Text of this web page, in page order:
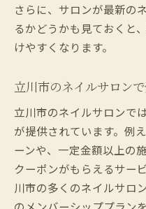
信頼できるネ
立川市のネイ
よう
リーズナブルで
立川市のコスパ
お得にネイル
立川市で低価
コストパフォ
立川市で安さ
さらに、サロンが最新の
るかどうかも見ておくと
けやすくなります。
立川市のネイルサロン
立川市のネイルサロンで
が提供されています。例
ーンや、一定金額以上の
クーポンがもらえるサー
川市の多くのネイルサロ